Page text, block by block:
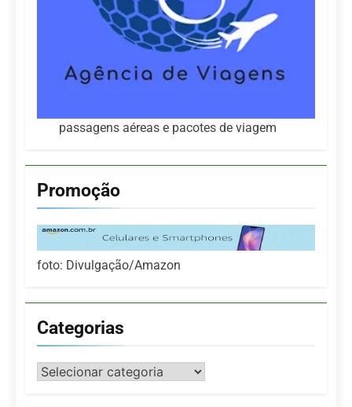
passagens aéreas e pacotes de viagem
Promoção
foto: Divulgação/Amazon
Categorias
Categorias